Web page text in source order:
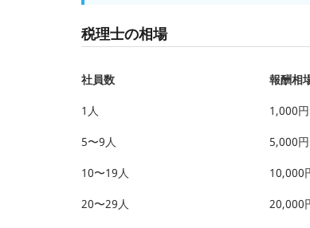
税理士の相場
社員数 報酬相
1人 1,000
5〜9人 5,000
10〜19人 10,000
20〜29人 20,000